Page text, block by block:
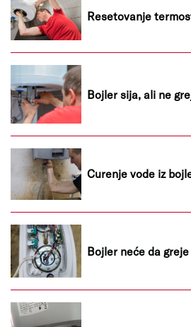
Resetovanje
Bojler sija, ali ne
Curenje vode iz
Bojler neće da